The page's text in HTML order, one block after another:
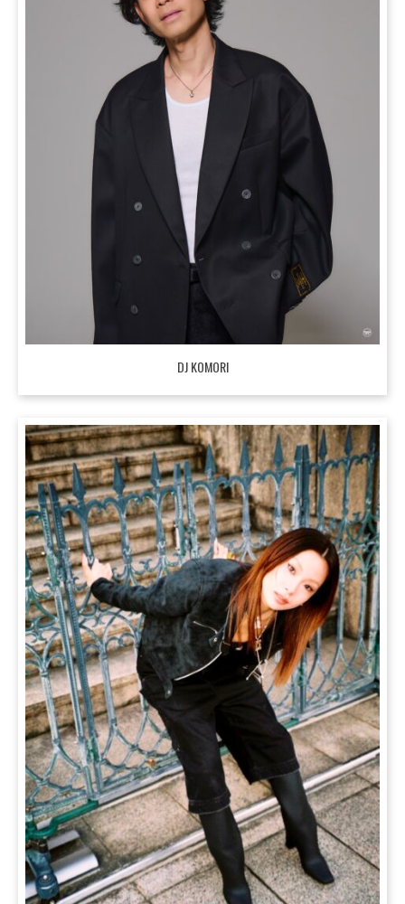
DJ KOMORI